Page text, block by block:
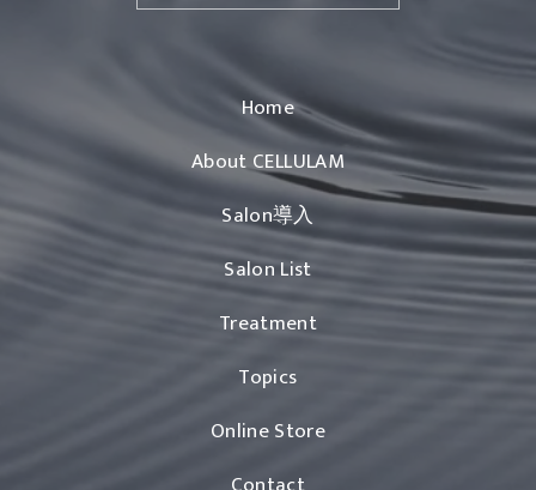
Home
About CELLULAM
Salon導入
Salon List
Treatment
Topics
Online Store